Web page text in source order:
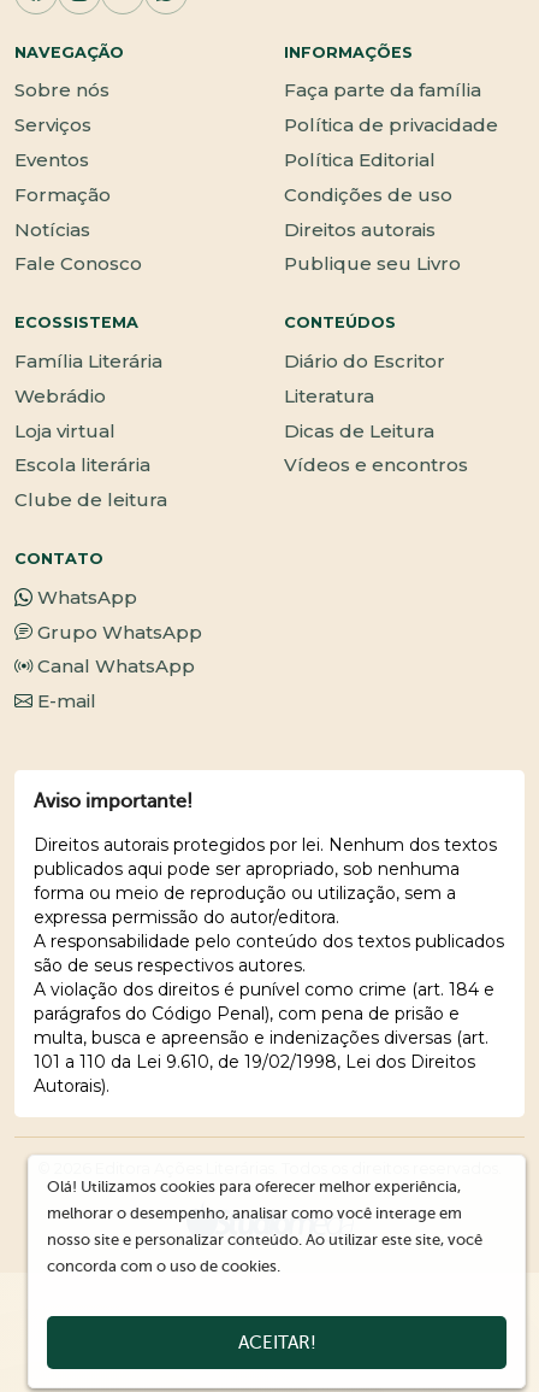
NAVEGAÇÃO
Sobre nós
Serviços
Eventos
Formação
Notícias
Fale Conosco
INFORMAÇÕES
Faça parte da família
Política de privacidade
Política Editorial
Condições de uso
Direitos autorais
Publique seu Livro
ECOSSISTEMA
Família Literária
Webrádio
Loja virtual
Escola literária
Clube de leitura
CONTEÚDOS
Diário do Escritor
Literatura
Dicas de Leitura
Vídeos e encontros
CONTATO
WhatsApp
Grupo WhatsApp
Canal WhatsApp
E-mail
Aviso importante!
Direitos autorais protegidos por lei. Nenhum dos textos
publicados aqui pode ser apropriado, sob nenhuma
forma ou meio de reprodução ou utilização, sem a
expressa permissão do autor/editora.
A responsabilidade pelo conteúdo dos textos publicados
são de seus respectivos autores.
A violação dos direitos é punível como crime (art. 184 e
parágrafos do Código Penal), com pena de prisão e
multa, busca e apreensão e indenizações diversas (art.
101 a 110 da Lei 9.610, de 19/02/1998, Lei dos Direitos
Autorais).
Olá! Utilizamos cookies para oferecer melhor experiência,
melhorar o desempenho, analisar como você interage em
nosso site e personalizar conteúdo. Ao utilizar este site, você
concorda com o uso de cookies.
ACEITAR!